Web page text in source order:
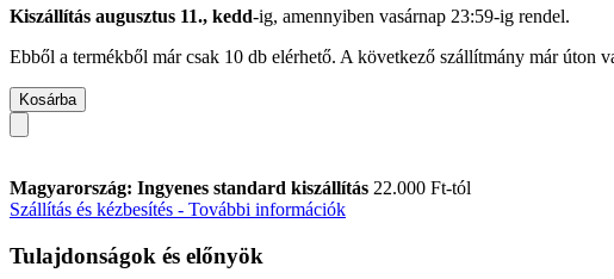
Kiszállítás augusztus 11., kedd-ig, amennyiben vasárnap 23:59-ig rendel.
Ebből a termékből már csak 10 db elérhető. A következő szállítmány már úton
Kosárba
Magyarország: Ingyenes standard kiszállítás 22.000 Ft-tól
Szállítás és kézbesítés - További információk
Tulajdonságok és előnyök